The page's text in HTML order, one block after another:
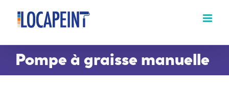
Passer
contenu
Pompe à graisse manuelle